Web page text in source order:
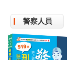
刑法（含概
要）（司法
特考／警察
特考／移民
行政／高普
警察人員